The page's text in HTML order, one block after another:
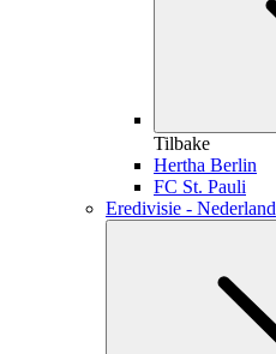
Tilbake
Hertha Berlin
FC St. Pauli
Eredivisie - Nederland